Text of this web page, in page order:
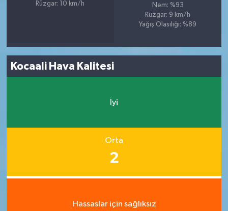
Rüzgar: 10 km/h
Nem: %93
Rüzgar: 9 km/h
Yağış Olasılığı: %89
Kocaali Hava Kalitesi
İyi
Orta
2
Hassaslar için sağlıksız